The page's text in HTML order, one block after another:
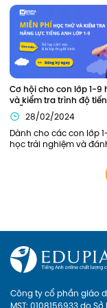
em Việt Nam hiện thực
mơ giỏi tiếng Anh như
xứ.
Cơ hội cho con lớp 1-9
và kiểm tra trình độ
MIỄN PHÍ
28/02/2024
Dành cho các con lớp
học trải nghiệm và
cô giỏi của Edupia Pro
Tutor). Chương trình
miễn phí vì vậy ba mẹ
Công ty cổ phần giáo